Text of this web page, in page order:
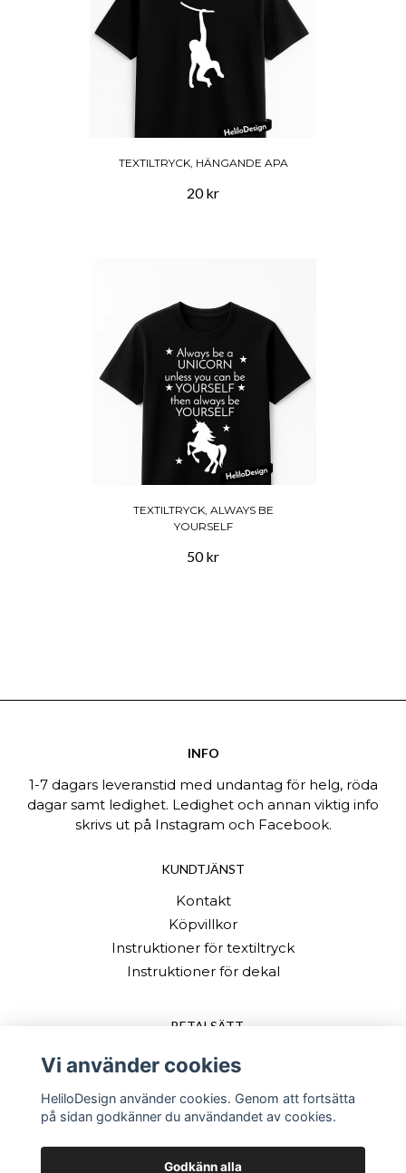
TEXTILTRYCK, HÄNGANDE APA
20 kr
TEXTILTRYCK, ALWAYS BE
YOURSELF
50 kr
INFO
1-7 dagars leveranstid med undantag för helg, röda
dagar samt ledighet. Ledighet och annan viktig info
skrivs ut på Instagram och Facebook.
KUNDTJÄNST
Kontakt
Köpvillkor
Instruktioner för textiltryck
Instruktioner för dekal
BETALSÄTT
Vi använder cookies
HeliloDesign använder cookies. Genom att fortsätta
på sidan godkänner du användandet av cookies.
Godkänn alla